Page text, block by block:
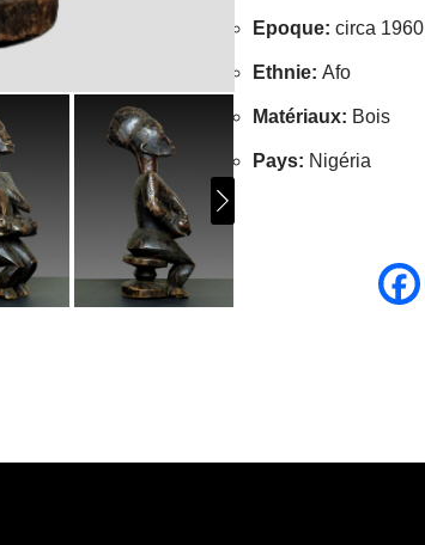
Epoque:circa 1960
Ethnie:Afo
Matériaux: Bois
Pays: Nigéria